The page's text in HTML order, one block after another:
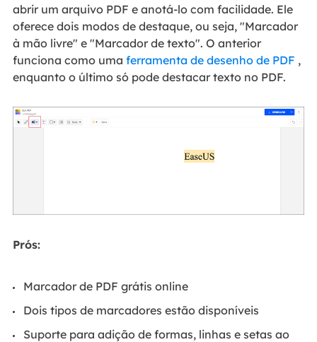
abrir um arquivo PDF e anotá-lo com facilidade. Ele
oferece dois modos de destaque, ou seja, "Marcador
à mão livre" e "Marcador de texto". O anterior
funciona como uma ferramenta de desenho de PDF ,
enquanto o último só pode destacar texto no PDF.
Prós:
Marcador de PDF grátis online
Dois tipos de marcadores estão disponíveis
Suporte para adição de formas, linhas e setas ao